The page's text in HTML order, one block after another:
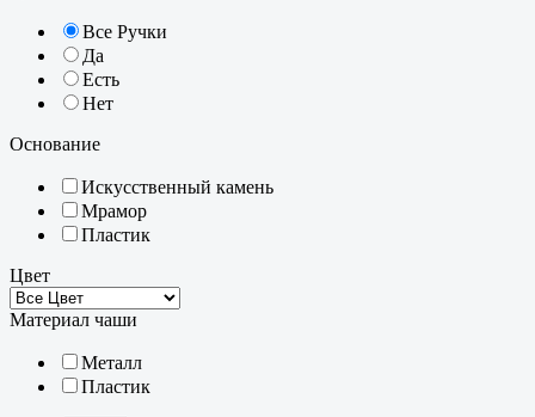
Все Ручки
Да
Есть
Нет
Основание
Искусственный камень
Мрамор
Пластик
Цвет
Материал чаши
Металл
Пластик